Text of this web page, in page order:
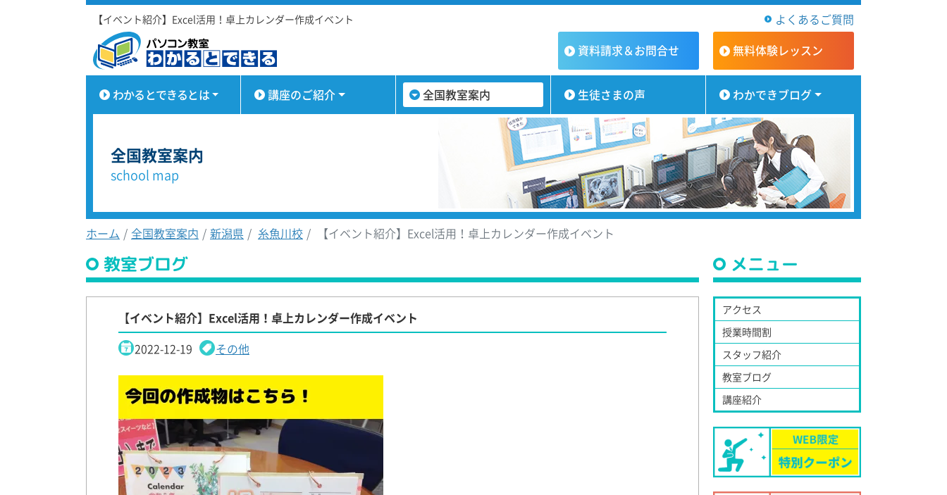
【イベント紹介】Excel活用！卓上カレンダー作成イベント
よくあるご質問
資料請求＆お問合せ 無料体験レッスン
わかるとできるとは 講座のご紹介 全国教室案内 生徒さまの声 わかできブログ
全国教室案内
school map
ホーム 全国教室案内 新潟県 糸魚川校 【イベント紹介】Excel活用！卓上カレンダー作成イベント
教室ブログ
【イベント紹介】Excel活用！卓上カレンダー作成イベント
2022-12-19
その他
メニュー
アクセス
授業時間割
スタッフ紹介
教室ブログ
講座紹介